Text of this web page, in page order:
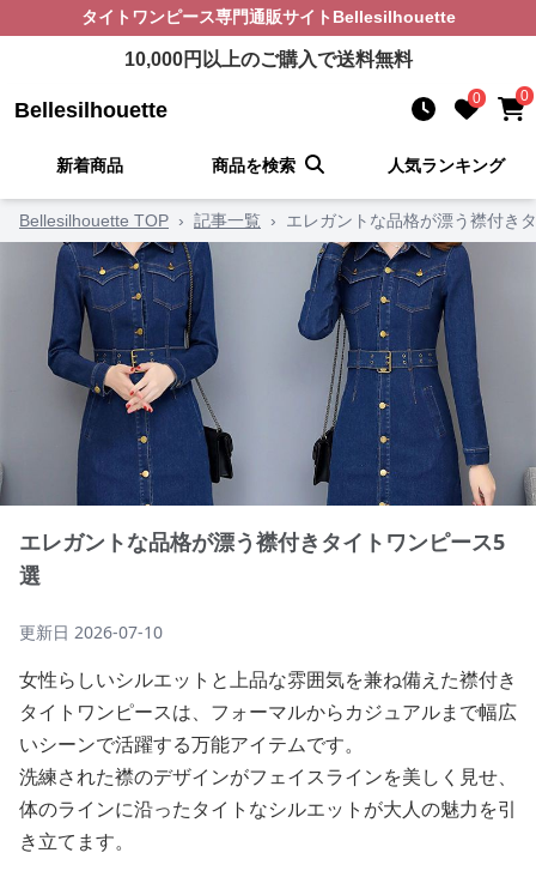
タイトワンピース専門通販サイト Bellesilhouette
10,000円以上のご購入で送料無料
Bellesilhouette 0 0
新着商品 商品を検索 人気ランキング
Bellesilhouette TOP › 記事一覧 › エレガントな品格が漂う襟付き
エレガントな品格が漂う襟付きタイトワンピース5
選
更新日 2026-07-10
女性らしいシルエットと上品な雰囲気を兼ね備えた襟付き
タイトワンピースは、フォーマルからカジュアルまで幅広
いシーンで活躍する万能アイテムです。
洗練された襟のデザインがフェイスラインを美しく見せ、
体のラインに沿ったタイトなシルエットが大人の魅力を引
き立てます。